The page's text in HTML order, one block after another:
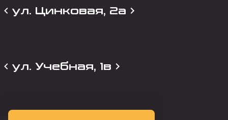
ул. Цинковая, 2а
ул. Учебная, 1в